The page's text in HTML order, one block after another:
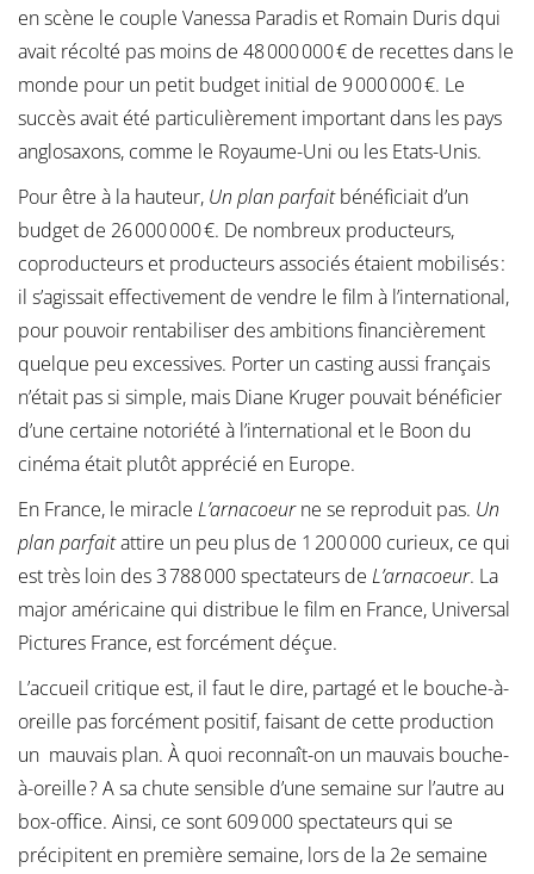
en scène le couple Vanessa Paradis et Romain Duris dqui
avait récolté pas moins de 48 000 000 € de recettes dans le
monde pour un petit budget initial de 9 000 000 €. Le
succès avait été particulièrement important dans les pays
anglosaxons, comme le Royaume-Uni ou les Etats-Unis.
Pour être à la hauteur, Un plan parfaitbénéficiait d’un
budget de 26 000 000 €. De nombreux producteurs,
coproducteurs et producteurs associés étaient mobilisés :
il s’agissait effectivement de vendre le film à l’international,
pour pouvoir rentabiliser des ambitions financièrement
quelque peu excessives. Porter un casting aussi français
n’était pas si simple, mais Diane Kruger pouvait bénéficier
d’une certaine notoriété à l’international et le Boon du
cinéma était plutôt apprécié en Europe.
En France, le miracle L’arnacoeurne se reproduit pas. Un
plan parfaitattire un peu plus de 1 200 000 curieux, ce qui
est très loin des 3 788 000 spectateurs de L’arnacoeur. La
major américaine qui distribue le film en France, Universal
Pictures France, est forcément déçue.
L’accueil critique est, il faut le dire, partagé et le bouche-à-
oreille pas forcément positif, faisant de cette production
un mauvais plan. À quoi reconnaît-on un mauvais bouche-
à-oreille ? A sa chute sensible d’une semaine sur l’autre au
box-office. Ainsi, ce sont 609 000 spectateurs qui se
précipitent en première semaine, lors de la 2e semaine